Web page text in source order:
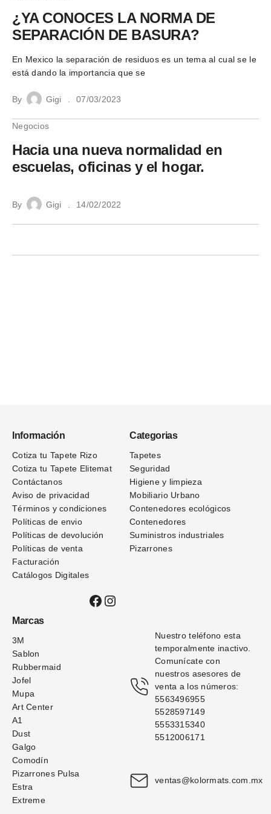
¿YA CONOCES LA NORMA DE
SEPARACIÓN DE BASURA?
En Mexico la separación de residuos es un tema al cual se le
está dando la importancia que se
By Gigi 07/03/2023
Negocios
Hacia una nueva normalidad en
escuelas, oficinas y el hogar.
By Gigi 14/02/2022
Información
Cotiza tu Tapete Rizo
Cotiza tu Tapete Elitemat
Contáctanos
Aviso de privacidad
Términos y condiciones
Políticas de envio
Políticas de devolución
Políticas de venta
Facturación
Catálogos Digitales
Facebook
Instagram
Categorias
Tapetes
Seguridad
Higiene y limpieza
Mobiliario Urbano
Contenedores ecológicos
Contenedores
Suministros industriales
Pizarrones
Marcas
3M
Sablon
Rubbermaid
Jofel
Mupa
Art Center
A1
Dust
Galgo
Comodín
Pizarrones Pulsa
Estra
Extreme
Nuestro teléfono esta
temporalmente inactivo.
Comunícate con
nuestros asesores de
venta a los números:
5563496955
5528597149
5553315340
5512006171
ventas@kolormats.com.mx